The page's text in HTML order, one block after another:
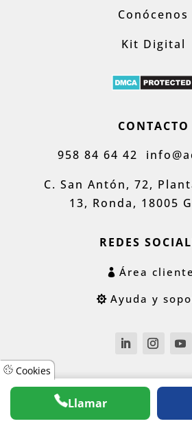
Conócenos
Kit Digital
CONTACTO
958 84 64 42
C. San Antón, 72,
13, Ronda, 18005
REDES
Área
Ayuda y
- Los precios mostrados en
Cookies
Llamar